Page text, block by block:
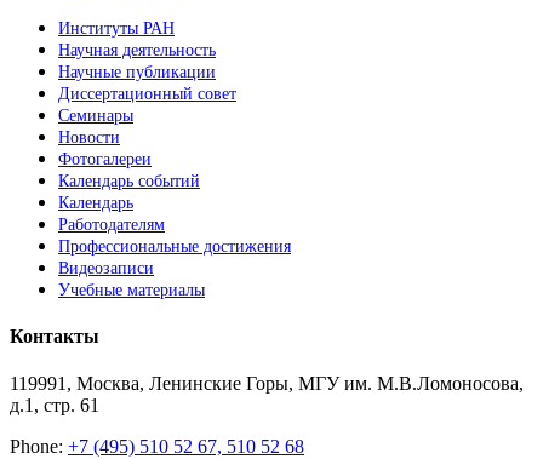
Институты РАН
Научная деятельность
Научные публикации
Диссертационный совет
Семинары
Новости
Фотогалереи
Календарь событий
Календарь
Работодателям
Профессиональные достижения
Видеозаписи
Учебные материалы
Контакты
119991, Москва, Ленинские Горы, МГУ им. М.В.Ломоносова,
д.1, стр. 61
Phone: +7 (495) 510 52 67, 510 52 68